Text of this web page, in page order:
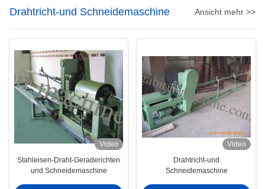
Drahtricht-und Schneidemaschine Ansicht mehr >>
Video
Stahleisen-Draht-Geraderichten
und Schneidemaschine
Video
Drahtricht-und
Schneidemaschine